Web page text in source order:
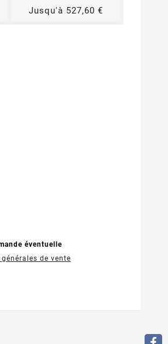
Jusqu'à 527,60 €
éventuelle
de vente